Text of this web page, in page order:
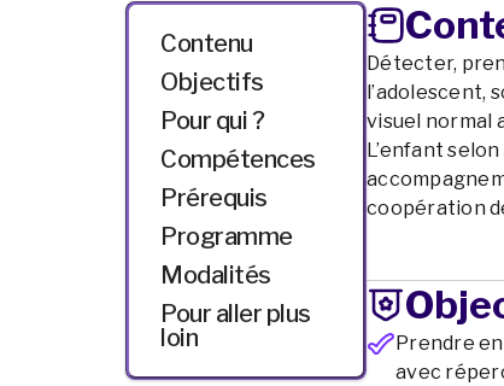
Contenu
Objectifs
Pour qui ?
Compétences
Prérequis
Programme
Modalités
Pour aller plus
loin
Détecter,
l’adolescent,
visuel normal
L’enfant
coopération
Prendre
avec